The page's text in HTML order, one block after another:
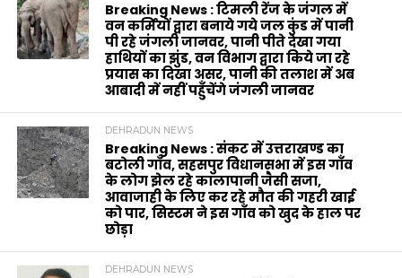
Breaking News : टिमली रेंज के जंगल में
वन कर्मियों द्वारा बनाये गये जल कुंड में पानी
पी रहे जंगली जानवर, पानी पीते देखा गया
हाथियों का झुंड, वन विभाग द्वारा किये जा रहे
प्रयास का दिखा असर, पानी की तलाश में अब
आबादी में नहीं पहुँचेंगे जंगली जानवर
DEHRADUN NEWS
Breaking News : संकट में उत्तराखण्ड का
बटोली गाँव, सहसपुर विधानसभा में इस गाँव
के लोग झेल रहे कालापानी जैसी सजा,
आवाजाही के लिए कर रहे मौत की गहरी खाई
को पार, सिस्टम ने इस गाँव को खुद के हाल पर
छोड़ा
DEHRADUN NEWS